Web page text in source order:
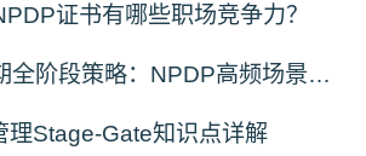
证书有哪些职场竞争力？
产品生命周期全阶段策略：NPDP高频场景题答题模板
理Stage-Gate知识点详解